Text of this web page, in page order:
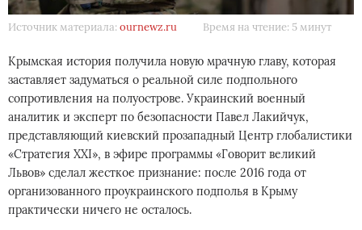
Источник материала: ournewz.ru Время на чтение: 5 минут
Крымская история получила новую мрачную главу, которая
заставляет задуматься о реальной силе подпольного
сопротивления на полуострове. Украинский военный
аналитик и эксперт по безопасности Павел Лакийчук,
представляющий киевский прозападный Центр глобалистики
«Стратегия ХХI», в эфире программы «Говорит великий
Львов» сделал жесткое признание: после 2016 года от
организованного проукраинского подполья в Крыму
практически ничего не осталось.